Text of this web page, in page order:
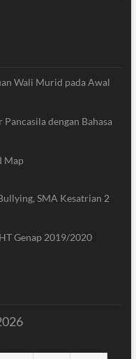
Wali Murid pada Awal
dengan Bahasa
Map
SMA Kesatrian 2
Genap 2019/2020